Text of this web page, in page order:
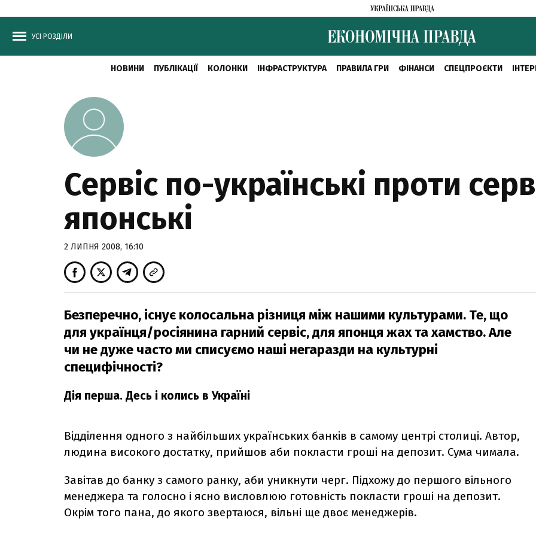
УСІ РОЗДІЛИ
НОВИНИ ПУБЛІКАЦІЇ КОЛОНКИ ІНФРАСТРУКТУРА ПРАВИЛА ГРИ ФІНАНСИ СПЕЦПРОЄКТИ
Сервіс по-українські проти
японські
2 ЛИПНЯ 2008, 16:10
Безперечно, існує колосальна різниця між нашими культурами. Те, що
для українця/росіянина гарний сервіс, для японця жах та хамство. Але
чи не дуже часто ми списуємо наші негаразди на культурні
специфічності?
Дія перша. Десь і колись в Україні
Відділення одного з найбільших українських банків в самому центрі столиці. Автор,
людина високого достатку, прийшов аби покласти гроші на депозит. Сума чимала.
Завітав до банку з самого ранку, аби уникнути черг. Підхожу до першого вільного
менеджера та голосно і ясно висловлюю готовність покласти гроші на депозит.
Окрім того пана, до якого звертаюся, вільні ще двоє менеджерів.